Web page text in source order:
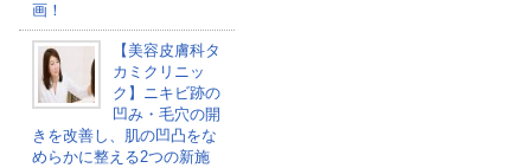
画！
【美容皮膚科タ
カミクリニッ
ク】ニキビ跡の
凹み・毛穴の開
きを改善し、肌の凹凸をな
めらかに整える2つの新施